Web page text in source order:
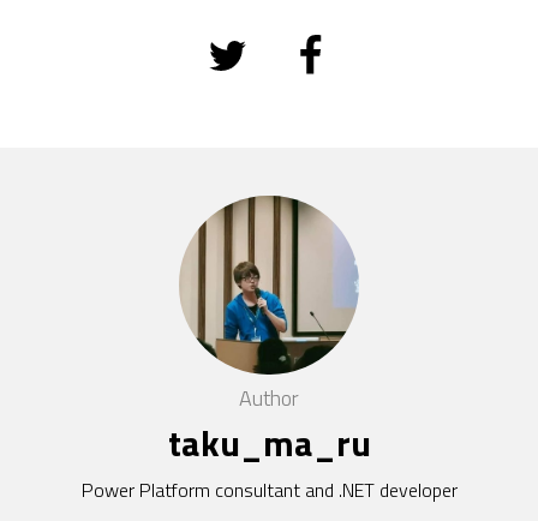
Author
taku_ma_ru
Power Platform consultant and .NET developer